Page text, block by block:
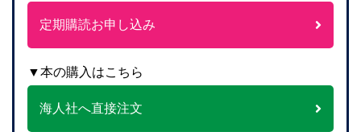
定期購読お申し込み
▼本の購入はこちら
海人社へ直接注文